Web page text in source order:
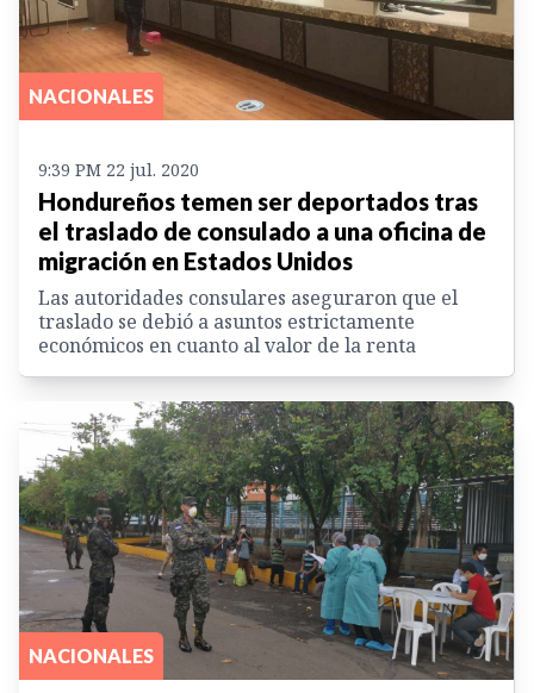
NACIONALES
9:39 PM 22 jul. 2020
Hondureños temen ser deportados tras
el traslado de consulado a una oficina de
migración en Estados Unidos
Las autoridades consulares aseguraron que el
traslado se debió a asuntos estrictamente
económicos en cuanto al valor de la renta
NACIONALES